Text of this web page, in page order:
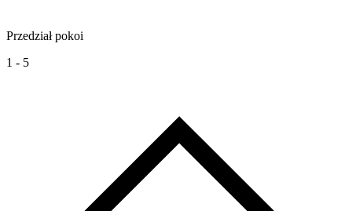
Przedział pokoi
1 - 5